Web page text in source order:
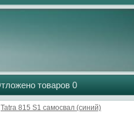
товаров 0
Tatra 815 S1 самосвал (синий)